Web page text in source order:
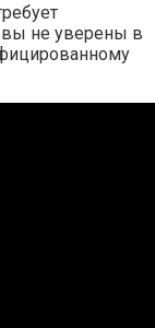
не уверены в